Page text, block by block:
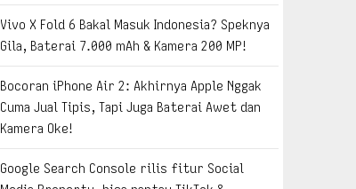
Vivo X Fold 6 Bakal Masuk Indonesia? Speknya
Gila, Baterai 7.000 mAh & Kamera 200 MP!
Bocoran iPhone Air 2: Akhirnya Apple Nggak
Cuma Jual Tipis, Tapi Juga Baterai Awet dan
Kamera Oke!
Google Search Console rilis fitur Social